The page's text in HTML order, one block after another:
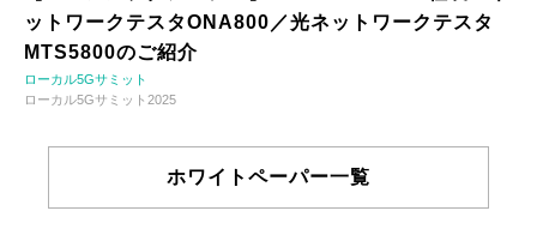
ットワークテスタONA800／光ネットワークテスタ
MTS5800のご紹介
ローカル5Gサミット
ローカル5Gサミット2025
ホワイトペーパー一覧